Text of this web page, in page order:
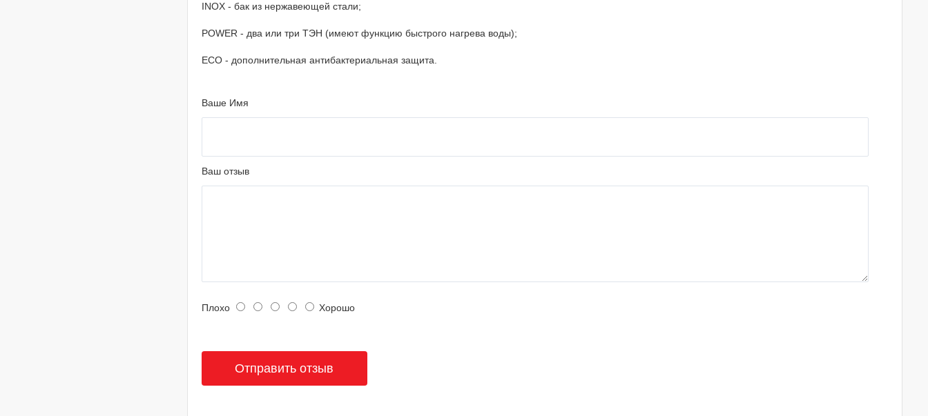
INOX - бак из нержавеющей стали;
POWER - два или три ТЭН (имеют функцию быстрого нагрева воды);
ECO - дополнительная антибактериальная защита.
Ваше Имя
Ваш отзыв
Плохо Хорошо